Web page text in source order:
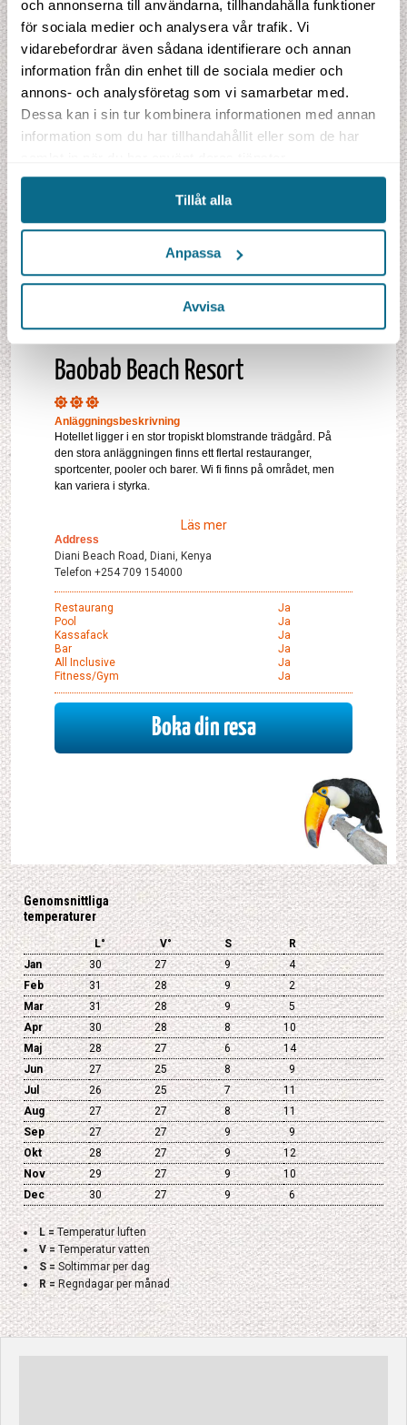
och annonserna till användarna, tillhandahålla funktioner
för sociala medier och analysera vår trafik. Vi
vidarebefordrar även sådana identifierare och annan
information från din enhet till de sociala medier och
annons- och analysföretag som vi samarbetar med.
Dessa kan i sin tur kombinera informationen med annan
information som du har tillhandahållit eller som de har
Tillåt alla
Anpassa
Avvisa
Frukost
Ja
Parkering/garage
Ja
Boka din resa
Baobab Beach Resort
Anläggningsbeskrivning
Hotellet ligger i en stor tropiskt blomstrande trädgård. På
den stora anläggningen finns ett flertal restauranger,
sportcenter, pooler och barer. Wi fi finns på området, men
kan variera i styrka.
Läs mer
Address
Diani Beach Road, Diani, Kenya
Telefon +254 709 154000
Restaurang
Ja
Pool
Ja
Kassafack
Ja
Bar
Ja
All Inclusive
Ja
Fitness/gym
Ja
Boka din resa
Genomsnittliga
temperaturer
L° V° S
R
Jan
30 27 9
4
Feb
31 28 9
2
Mar
31 28 9
5
Apr
30 28 8
10
Maj
28 27 6
14
Jun
27 25 8
9
Jul
26 25 7
11
Aug
27 27 8
11
Sep
27 27 9
9
Okt
28 27 9
12
Nov
29 27 9
10
Dec
30 27 9 6
L =Temperatur luften
V =Temperatur vatten
S = Soltimmar per dag
R =Regndagar per månad